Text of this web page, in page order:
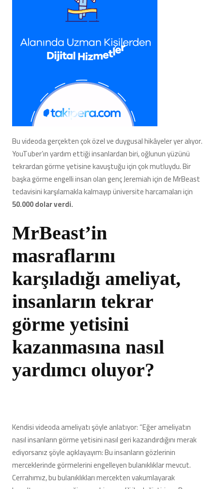
Bu videoda gerçekten çok özel ve duygusal hikâyeler yer alıyor.
YouTuber’ın yardım ettiği insanlardan biri, oğlunun yüzünü
tekrardan görme yetisine kavuştuğu için çok mutluydu. Bir
başka görme engelli insan olan genç Jeremiah için de MrBeast
tedavisini karşılamakla kalmayıp üniversite harcamaları için
50.000 dolar verdi.
MrBeast’in
masraflarını
karşıladığı ameliyat,
insanların tekrar
görme yetisini
kazanmasına nasıl
yardımcı oluyor?
Kendisi videoda ameliyatı şöyle anlatıyor: “Eğer ameliyatın
nasıl insanların görme yetisini nasıl geri kazandırdığını merak
ediyorsanız şöyle açıklayayım: Bu insanların gözlerinin
merceklerinde görmelerini engelleyen bulanıklıklar mevcut.
Cerrahımız, bu bulanıklıkları mercekten vakumlayarak